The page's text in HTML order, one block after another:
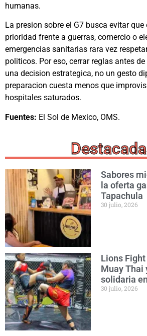
humanas.
La presion sobre el G7 busca evitar que
prioridad frente a guerras, comercio o
emergencias sanitarias rara vez
politicos. Por eso, cerrar reglas antes
una decision estrategica, no un gesto
preparacion cuesta menos que
hospitales saturados.
Fuentes: El Sol de Mexico, OMS.
Sabores
la oferta
Tapachula
30 julio, 2026
Lions
Muay Thai
solidaria
30 julio, 2026